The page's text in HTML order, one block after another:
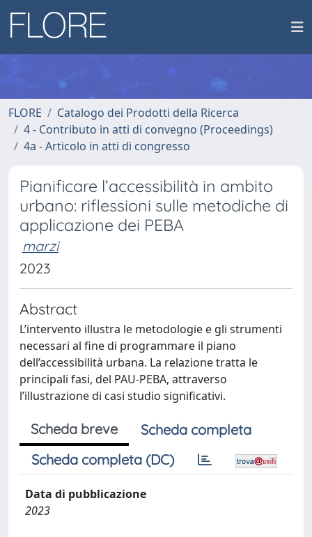
FLORE
Catalogo dei Prodotti della Ricerca
4 - Contributo in atti di convegno (Proceedings)
4a - Articolo in atti di congresso
Pianificare l’accessibilità in ambito
urbano: riflessioni sulle metodiche di
applicazione dei PEBA
marzi
2023
Abstract
L’intervento illustra le metodologie e gli strumenti
necessari al fine di programmare il piano
dell’accessibilità urbana. La relazione tratta le
principali fasi, del PAU-PEBA, attraverso
l’illustrazione di casi studio significativi.
Scheda breve
Scheda completa
Scheda completa (DC)
Data di pubblicazione
2023